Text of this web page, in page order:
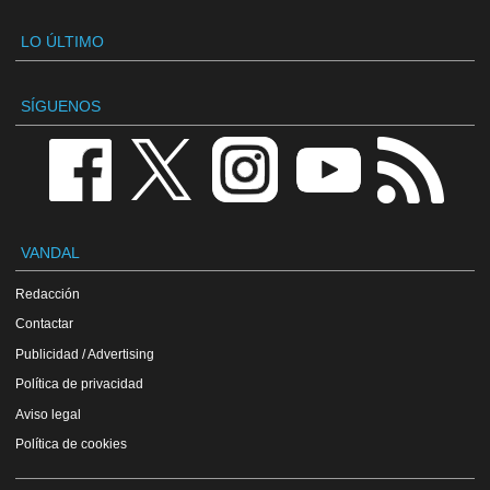
LO ÚLTIMO
SÍGUENOS
VANDAL
Redacción
Contactar
Publicidad / Advertising
Política de privacidad
Aviso legal
Política de cookies